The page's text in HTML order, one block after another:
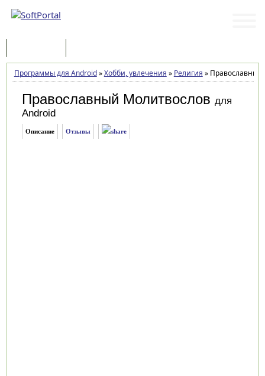
Программы для Android»Хобби, увлечения » Религия »Православный
Православный Молитвослов для
Android
Описание Отзывы